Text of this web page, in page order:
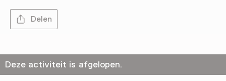
Delen
Deze activiteit is afgelopen.